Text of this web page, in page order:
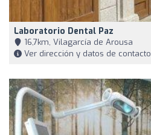
Laboratorio Dental Paz
16,7km, Vilagarcía de Arousa
Ver dirección y datos de contacto